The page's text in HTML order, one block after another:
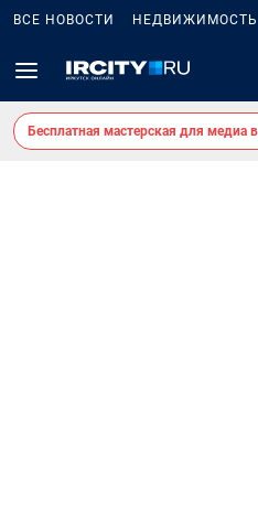
ВСЕ НОВОСТИ НЕДВИЖИМОСТЬ
Бесплатная мастерская для медиа